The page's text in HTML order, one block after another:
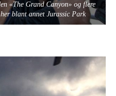
«The Grand Canyon» og flere
blant annet Jurassic Park